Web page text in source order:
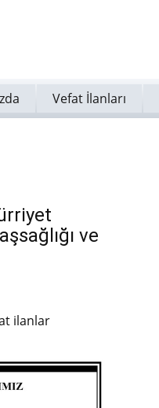
Vefat İlanları
ve
ilanlar